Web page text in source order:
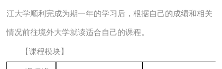
江大学顺利完成为期一年的学习后，根据自己的成绩和相关
情况前往境外大学就读适合自己的课程。
【课程模块】